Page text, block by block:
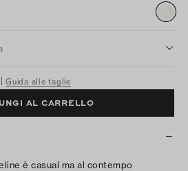
Guida alle taglie
AL CARRELLO
è casual ma al contempo